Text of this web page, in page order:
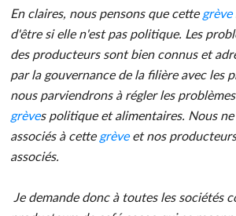
En claires, nous pensons que cette grève
d'être si elle n'est pas politique. Les
des producteurs sont bien connus et
par la gouvernance de la filière avec les
nous parviendrons à régler les
grèves politique et alimentaires. Nous ne
associés à cette grèveet nos
associés.
Je demande donc à toutes les sociétés